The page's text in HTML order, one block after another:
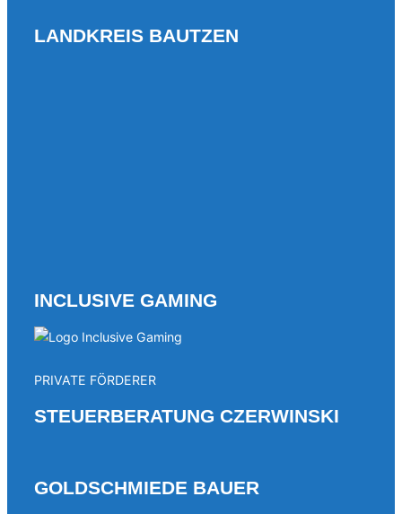
LANDKREIS BAUTZEN
INCLUSIVE GAMING
PRIVATE FÖRDERER
STEUERBERATUNG CZERWINSKI
GOLDSCHMIEDE BAUER